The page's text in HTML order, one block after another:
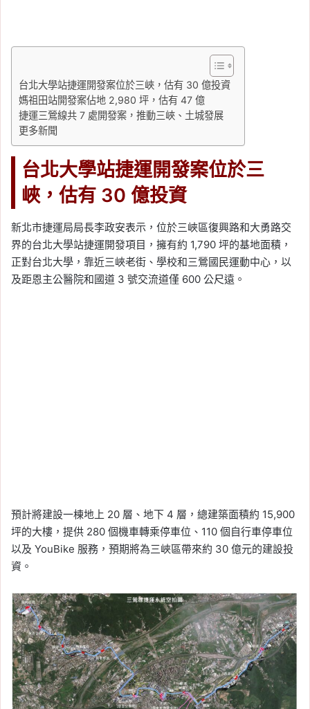
台北大學站捷運開發案位於三峽，估有 30 億投資
媽祖田站開發案佔地 2,980 坪，估有 47 億
捷運三鶯線共 7 處開發案，推動三峽、土城發展
更多新聞
台北大學站捷運開發案位於三
峽，估有 30 億投資
新北市捷運局局長李政安表示，位於三峽區復興路和大勇路交
界的台北大學站捷運開發項目，擁有約 1,790 坪的基地面積，
正對台北大學，靠近三峽老街、學校和三鶯國民運動中心，以
及距恩主公醫院和國道 3 號交流道僅 600 公尺遠。
預計將建設一棟地上 20 層、地下 4 層，總建築面積約 15,900
坪的大樓，提供 280 個機車轉乘停車位、110 個自行車停車位
以及 YouBike 服務，預期將為三峽區帶來約 30 億元的建設投
資。